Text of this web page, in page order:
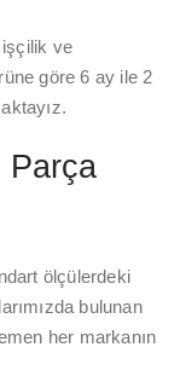
işçilik ve
göre 6 ay ile 2
Parça
ölçülerdeki
bulunan
her markanın